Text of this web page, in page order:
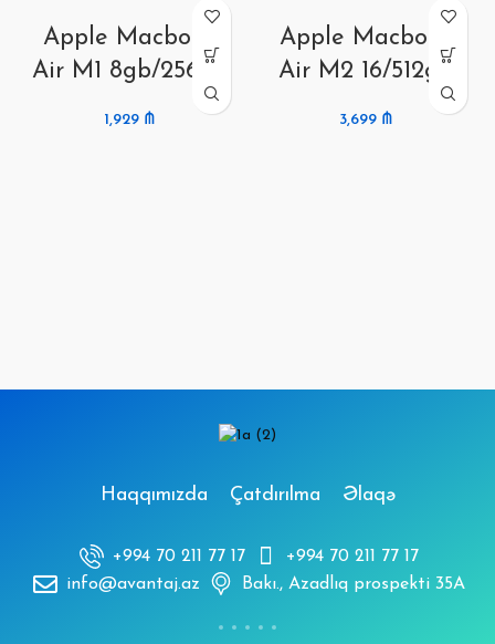
Apple Macbook
Air M1 8gb/256gb
1,929 ₼
Apple Macbook
Air M2 16/512gb
3,699 ₼
Haqqımızda Çatdırılma Əlaqə
+994 70 211 77 17
+994 70 211 77 17
info@avantaj.az
Bakı., Azadlıq prospekti 35A